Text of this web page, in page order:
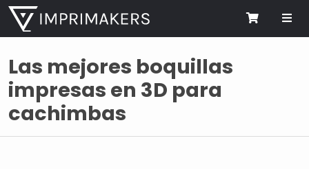
Cart
Las mejores boquillas
impresas en 3D para
cachimbas